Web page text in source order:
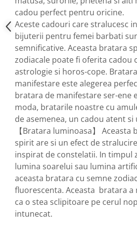
cadou perfect pentru oricine.
Aceste cadouri care stralucesc
bijuterii pentru femei barbati
semnificative. Aceasta bratara
zodiacale poate fi oferita cadou
astrologie si horos-cope.
manifestare este alegerea
bratara de manifestare ser-ene
moda, bratarile noastre cu
de asemenea, un cadou atent si
【Bratara luminoasa】 Aceasta
spirit are si un efect de
inspirat de constelatii. In timpul
lumina soarelui sau lumina
aceasta bratara cu semne
fluorescenta. Aceasta bratara a
ca o stea sclipitoare pe cerul
intunecat.